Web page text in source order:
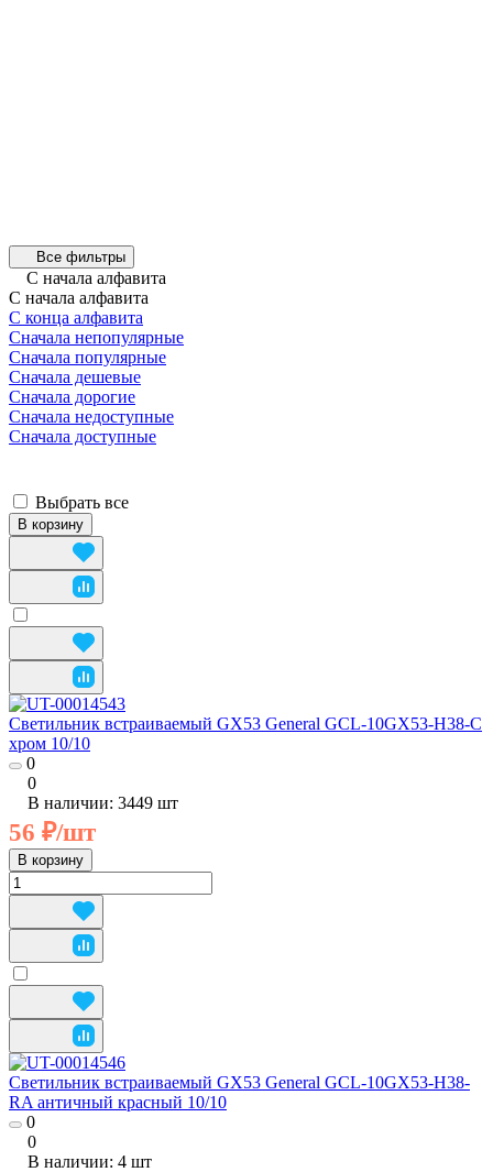
Все фильтры
С начала алфавита
С начала алфавита
С конца алфавита
Сначала непопулярные
Сначала популярные
Сначала дешевые
Сначала дорогие
Сначала недоступные
Сначала доступные
Выбрать все
В корзину
Cветильник встраиваемый GX53 General GCL-10GX53-H38-C
хром 10/10
0
0
В наличии: 3449 шт
56 ₽/шт
В корзину
Cветильник встраиваемый GX53 General GCL-10GX53-H38-
RA античный красный 10/10
0
0
В наличии: 4 шт